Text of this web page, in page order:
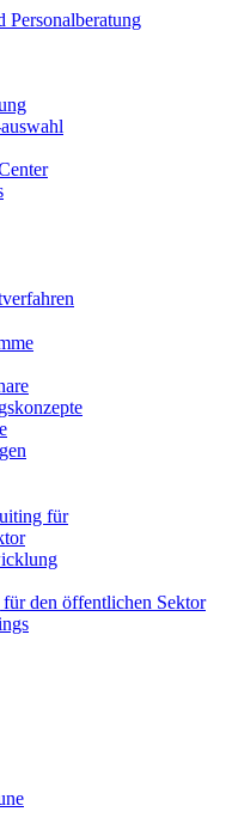
für
den öffentlichen Sektor